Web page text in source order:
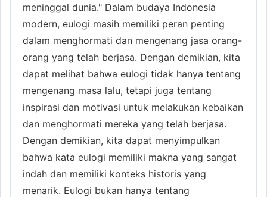
meninggal dunia." Dalam budaya Indonesia
modern, eulogi masih memiliki peran penting
dalam menghormati dan mengenang jasa orang-
orang yang telah berjasa. Dengan demikian, kita
dapat melihat bahwa eulogi tidak hanya tentang
mengenang masa lalu, tetapi juga tentang
inspirasi dan motivasi untuk melakukan kebaikan
dan menghormati mereka yang telah berjasa.
Dengan demikian, kita dapat menyimpulkan
bahwa kata eulogi memiliki makna yang sangat
indah dan memiliki konteks historis yang
menarik. Eulogi bukan hanya tentang